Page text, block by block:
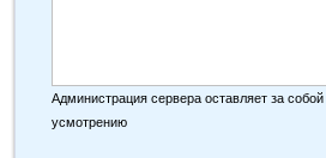
Администрация сервера оставляет за
усмотрению